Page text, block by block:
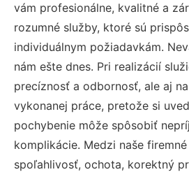
vám profesionálne, kvalitné a
rozumné služby, ktoré sú
individuálnym požiadavkám.
nám ešte dnes. Pri realizácií
precíznosť a odbornosť, ale aj
vykonanej práce, pretože si
pochybenie môže spôsobiť
komplikácie. Medzi naše
spoľahlivosť, ochota, korektný